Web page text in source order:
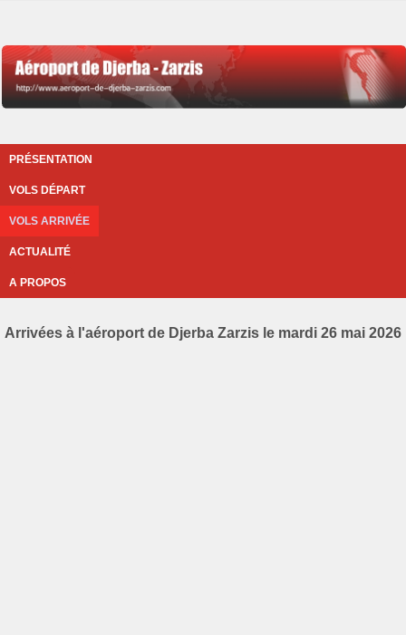
PRÉSENTATION
VOLS DÉPART
VOLS ARRIVÉE
ACTUALITÉ
A PROPOS
Arrivées à l'aéroport de Djerba Zarzis le mardi 26 mai 2026